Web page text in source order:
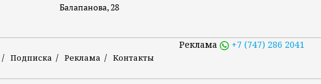
Балапанова, 28
Подписка Реклама Контакты
Реклама +7 (747) 286 2041